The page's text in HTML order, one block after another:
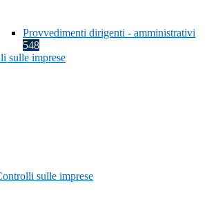
Provvedimenti dirigenti - amministrativi
548
sulle imprese
sulle imprese